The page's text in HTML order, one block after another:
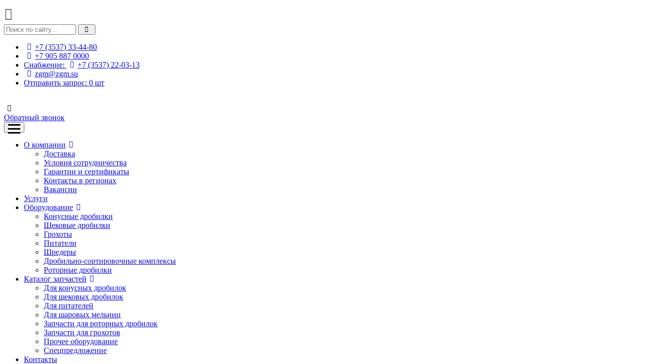
+7 (3537) 33-44-80
+7 905 887 0000
Снабжение:
+7 (3537) 22-03-13
zgm@zgm.su
Отправить запрос: 0 шт
Обратный звонок
О компании
Доставка
Условия сотрудничества
Гарантии и сертификаты
Контакты в регионах
Вакансии
Услуги
Оборудование
Конусные дробилки
Щековые дробилки
Грохоты
Питатели
Шредеры
Дробильно-сортировочные комплексы
Роторные дробилки
Каталог запчастей
Для конусных дробилок
Для щековых дробилок
Для питателей
Для шаровых мельниц
Запчасти для роторных дробилок
Запчасти для грохотов
Прочее оборудование
Спецпредложение
Контакты